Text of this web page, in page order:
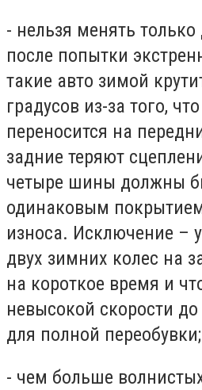
- нельзя менять
после попытки
такие авто зимой
градусов из-за того,
переносится на
задние теряют
четыре шины должны
одинаковым
износа. Исключение –
двух зимних колес на
на короткое время и
невысокой скорости
для полной переобувки;
- чем больше